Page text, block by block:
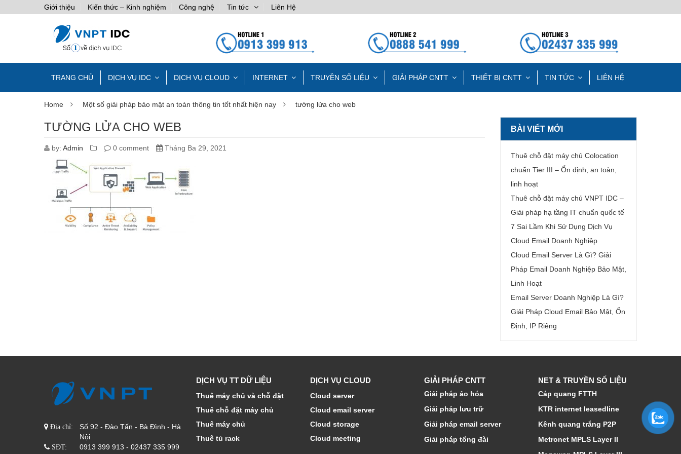
Giới thiệu Kiến thức – Kinh nghiệm Công nghệ Tin tức Liên Hệ
TRANG CHỦ DỊCH VỤ IDC DỊCH VỤ CLOUD INTERNET TRUYỀN SỐ LIỆU GIẢI PHÁP CNTT THIẾT BỊ CNTT TIN TỨC LIÊN HỆ
Home Một số giải pháp bảo mật an toàn thông tin tốt nhất hiện nay tường lửa cho web
TƯỜNG LỬA CHO WEB
by: Admin 0 comment Tháng Ba 29, 2021
BÀI VIẾT MỚI
Thuê chỗ đặt máy chủ Colocation
chuẩn Tier III – Ổn định, an toàn,
linh hoạt
Thuê chỗ đặt máy chủ VNPT IDC –
Giải pháp hạ tầng IT chuẩn quốc tế
7 Sai Lầm Khi Sử Dụng Dịch Vụ
Cloud Email Doanh Nghiệp
Cloud Email Server Là Gì? Giải
Pháp Email Doanh Nghiệp Bảo Mật,
Linh Hoạt
Email Server Doanh Nghiệp Là Gì?
Giải Pháp Cloud Email Bảo Mật, Ổn
Định, IP Riêng
Địa chỉ:
Số 92 - Đào Tấn - Bà Đình - Hà
Nội
SĐT: 0913 399 913 - 02437 335 999
DỊCH VỤ TT DỮ LIỆU
Thuê máy chủ và chỗ đặt
Thuê chỗ đặt máy chủ
Thuê máy chủ
Thuê tủ rack
DỊCH VỤ CLOUD
Cloud server
Cloud email server
Cloud storage
Cloud meeting
GIẢI PHÁP CNTT
Giải pháp ảo hóa
Giải pháp lưu trữ
Giải pháp email server
Giải pháp tổng đài
NET & TRUYỀN SỐ LIỆU
Cáp quang FTTH
KTR internet leasedline
Kênh quang trắng P2P
Metronet MPLS Layer II